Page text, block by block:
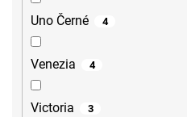
Uno Černé 4
Venezia 4
Victoria 3